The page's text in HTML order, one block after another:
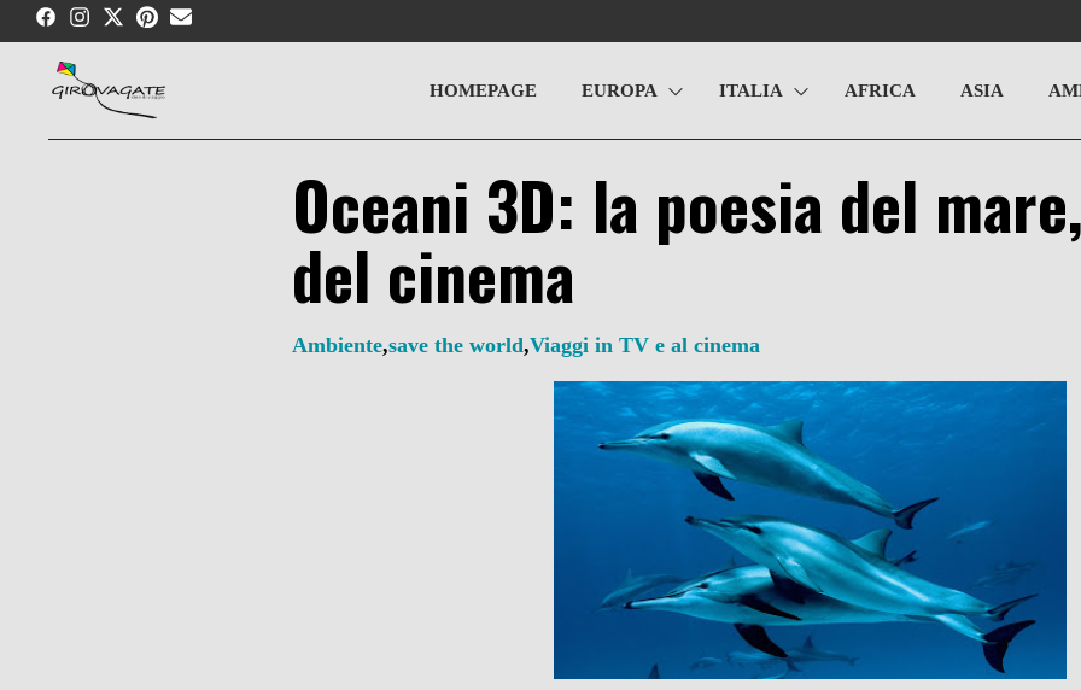
Skip
content
HOMEPAGE EUROPA ITALIA AFRICA ASIA
Oceani 3D: la poesia del
del cinema
Ambiente,save the world,Viaggi in TV e al cinema